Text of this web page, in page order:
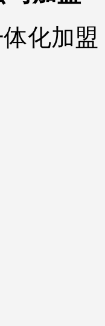
化加